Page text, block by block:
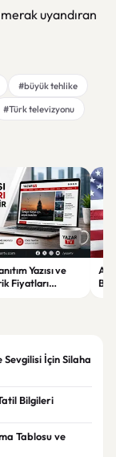
uyandıran
#büyük tehlike
#Türk televizyonu
Yazısı ve
Fiyatları
İçin Silaha
Bilgileri
Tablosu ve